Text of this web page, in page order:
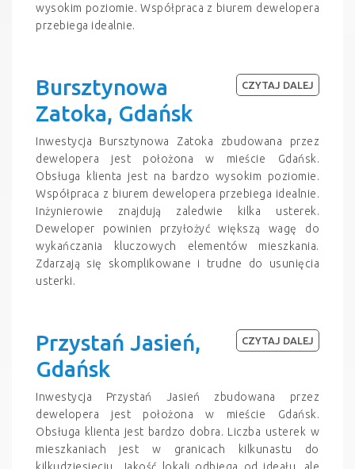
wysokim poziomie. Współpraca z biurem dewelopera
przebiega idealnie.
Bursztynowa
Zatoka, Gdańsk
Inwestycja Bursztynowa Zatoka zbudowana przez
dewelopera jest położona w mieście Gdańsk.
Obsługa klienta jest na bardzo wysokim poziomie.
Współpraca z biurem dewelopera przebiega idealnie.
Inżynierowie znajdują zaledwie kilka usterek.
Deweloper powinien przyłożyć większą wagę do
wykańczania kluczowych elementów mieszkania.
Zdarzają się skomplikowane i trudne do usunięcia
usterki.
CZYTAJ DALEJ
Przystań Jasień,
Gdańsk
Inwestycja Przystań Jasień zbudowana przez
dewelopera jest położona w mieście Gdańsk.
Obsługa klienta jest bardzo dobra. Liczba usterek w
mieszkaniach jest w granicach kilkunastu do
kilkudziesieciu. Jakość lokali odbiega od ideału, ale
CZYTAJ DALEJ